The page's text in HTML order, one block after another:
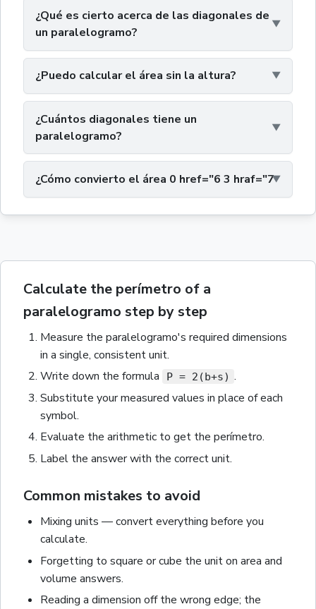
¿Qué es cierto acerca de las diagonales de
un paralelogramo?
¿Puedo calcular el área sin la altura?
¿Cuántos diagonales tiene un
paralelogramo?
¿Cómo convierto el área 0 href="6 3 hraf="7
Calculate the perímetro of a
paralelogramo step by step
Measure the paralelogramo's required dimensions
in a single, consistent unit.
Write down the formula
P = 2(b+s) .
Substitute your measured values in place of each
symbol.
Evaluate the arithmetic to get the perímetro.
Label the answer with the correct unit.
Common mistakes to avoid
Mixing units — convert everything before you
calculate.
Forgetting to square or cube the unit on area and
volume answers.
Reading a dimension off the wrong edge; the